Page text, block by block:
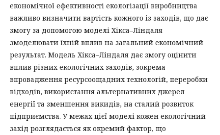
економічної ефективності екологізації виробництва
важливо визначити вартість кожного із заходів, що дає
змогу за допомогою моделі Хікса–Ліндаля
змоделювати їхній вплив на загальний економічний
результат. Модель Хікса–Ліндаля дає змогу оцінити
вплив різних екологічних заходів, зокрема
впровадження ресурсоощадних технологій, переробки
відходів, використання альтернативних джерел
енергії та зменшення викидів, на сталий розвиток
підприємства. У межах цієї моделі кожен екологічний
захід розглядається як окремий фактор, що